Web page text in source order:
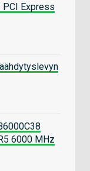
PCI Express
6000 MHz